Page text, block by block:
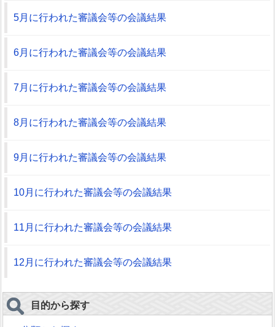
5月に行われた審議会等の会議結果
6月に行われた審議会等の会議結果
7月に行われた審議会等の会議結果
8月に行われた審議会等の会議結果
9月に行われた審議会等の会議結果
10月に行われた審議会等の会議結果
11月に行われた審議会等の会議結果
12月に行われた審議会等の会議結果
目的から探す